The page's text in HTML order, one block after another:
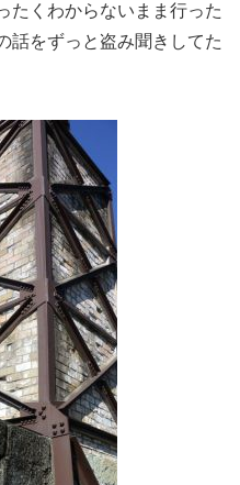
たくわからないまま行った
話をずっと盗み聞きしてた